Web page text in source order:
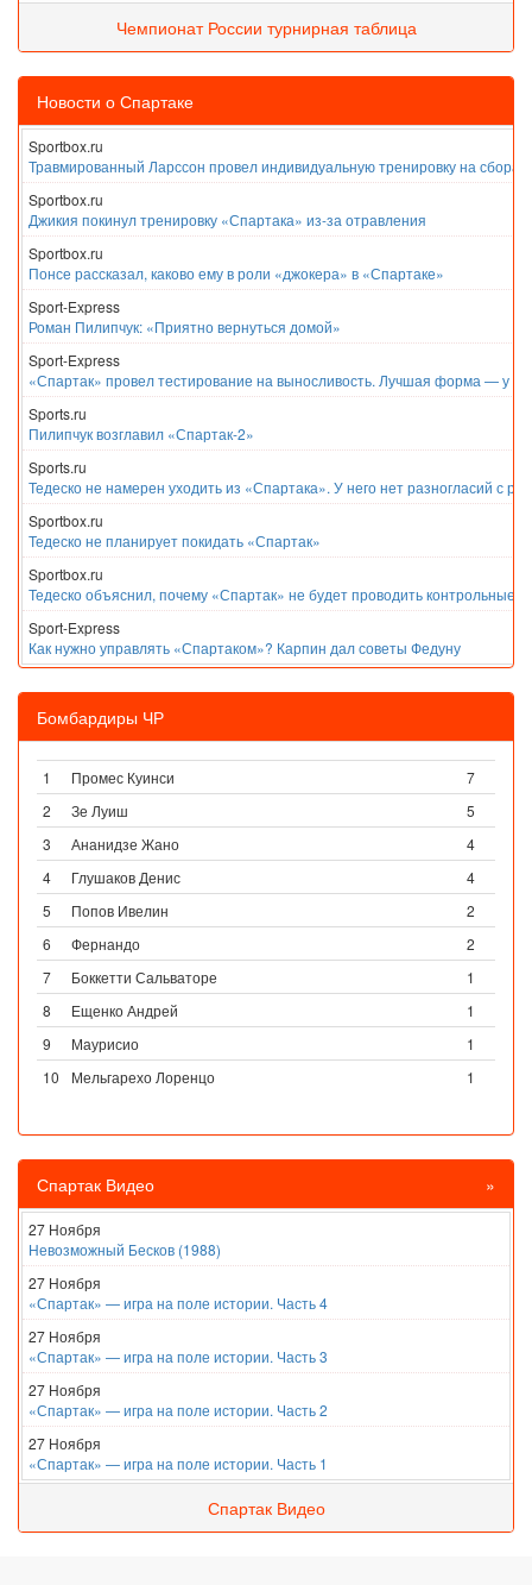
Чемпионат России турнирная таблица
Новости о Спартаке
Sportbox.ru
Травмированный Ларссон провел индивидуальную тренировку на
Sportbox.ru
Джикия покинул тренировку «Спартака» из-за отравления
Sportbox.ru
Понсе рассказал, каково ему в роли «джокера» в «Спартаке»
Sport-Express
Роман Пилипчук: «Приятно вернуться домой»
Sport-Express
«Спартак» провел тестирование на выносливость. Лучшая форма — у
Sports.ru
Пилипчук возглавил «Спартак-2»
Sports.ru
Тедеско не намерен уходить из «Спартака». У него нет разногласий с
Sportbox.ru
Тедеско не планирует покидать «Спартак»
Sportbox.ru
Тедеско объяснил, почему «Спартак» не будет проводить контрольные
Sport-Express
Как нужно управлять «Спартаком»? Карпин дал советы Федуну
Бомбардиры ЧР
1 Промес Куинси
7
2
Зе Луиш
5
3
Ананидзе Жано
4
4
Глушаков Денис
4
5
Попов Ивелин
2
6
Фернандо
2
7
Боккетти Сальваторе
1
8
Ещенко Андрей
1
9
Маурисио
1
10
Мельгарехо Лоренцо 1
Спартак Видео »
27 Ноября
Невозможный Бесков (1988)
27 Ноября
«Спартак» — игра на поле истории. Часть 4
27 Ноября
«Спартак» — игра на поле истории. Часть 3
27 Ноября
«Спартак» — игра на поле истории. Часть 2
27 Ноября
«Спартак» — игра на поле истории. Часть 1
Спартак Видео